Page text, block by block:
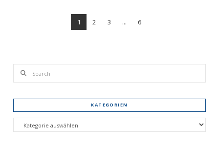
1 2 3 ... 6
Search
KATEGORIEN
Kategorien